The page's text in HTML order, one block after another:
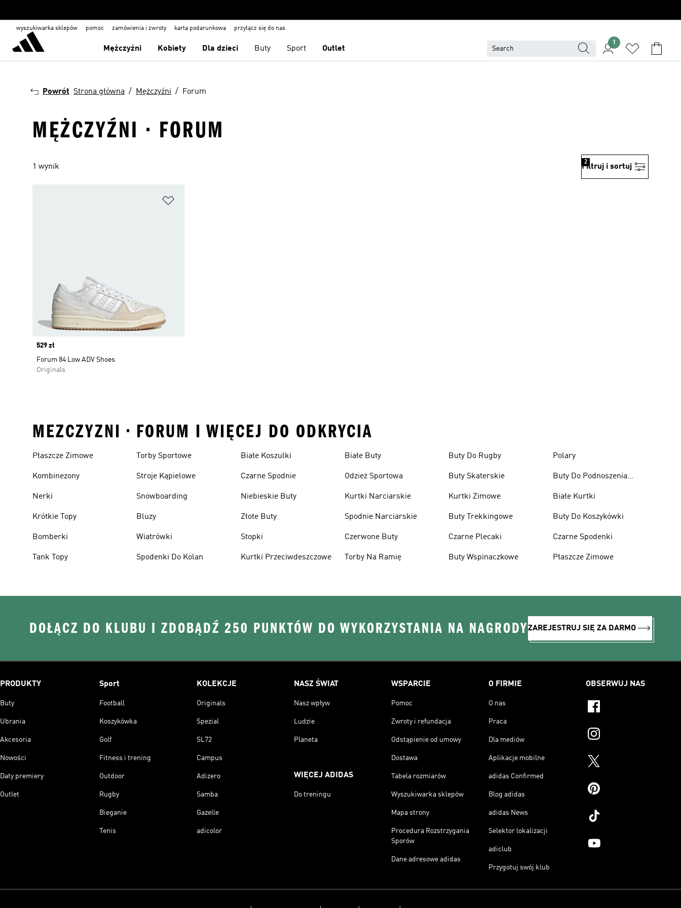
wyszukiwarka sklepów pomoc zamówienia i zwroty karta podarunkowa przyłącz się do nas
Mężczyźni Kobiety Dla dzieci Buty Sport Outlet
1
Powrót Strona główna Mężczyźni Forum
MĘŻCZYŹNI · FORUM
1 wynik Filtruj i sortuj
2
Price
529 zł
Forum 84 Low ADV Shoes
Originals
MEZCZYZNI • FORUM I WIĘCEJ DO ODKRYCIA
Płaszcze Zimowe
Kombinezony
Nerki
Krótkie Topy
Bomberki
Tank Topy
Torby Sportowe
Stroje Kąpielowe
Snowboarding
Bluzy
Wiatrówki
Spodenki Do Kolan
Białe Koszulki
Czarne Spodnie
Niebieskie Buty
Złote Buty
Stopki
Kurtki Przeciwdeszczowe
Białe Buty
Odzież Sportowa
Kurtki Narciarskie
Spodnie Narciarskie
Czerwone Buty
Torby Na Ramię
Buty Do Rugby
Buty Skaterskie
Kurtki Zimowe
Buty Trekkingowe
Czarne Plecaki
Buty Wspinaczkowe
Polary
Buty Do Podnoszenia
Białe Kurtki
Buty Do Koszykówki
Czarne Spodenki
Płaszcze Zimowe
DOŁĄCZ DO KLUBU I ZDOBĄDŹ 250 PUNKTÓW DO WYKORZYSTANIA NA NAGRODYZAREJESTRUJ SIĘ ZA DARMO
PRODUKTY
Buty
Ubrania
Akcesoria
Nowości
Daty premiery
Outlet
Sport
Football
Koszykówka
Golf
Fitness i trening
Outdoor
Rugby
Bieganie
Tenis
KOLEKCJE
Originals
Spezial
SL72
Campus
Adizero
Samba
Gazelle
adicolor
NASZ ŚWIAT
Nasz wpływ
Ludzie
Planeta
WIĘCEJ ADIDAS
Do treningu
WSPARCIE
Pomoc
Zwroty i refundacja
Odstąpienie od umowy
Dostawa
Tabela rozmiarów
Wyszukiwarka sklepów
Mapa strony
Procedura Rozstrzygania
Sporów
Dane adresowe adidas
O FIRMIE
O nas
Praca
Dla mediów
Aplikacje mobilne
adidas Confirmed
Blog adidas
adidas News
Selektor lokalizacji
adiclub
Przygotuj swój klub
OBSERWUJ NAS